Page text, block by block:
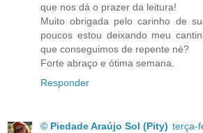
que nos dá o prazer da leitura!
Muito obrigada pelo carinho de
poucos estou deixando meu
que conseguimos de repente né?
Forte abraço e ótima semana.
Responder
© Piedade Araújo Sol (Pity) terça-